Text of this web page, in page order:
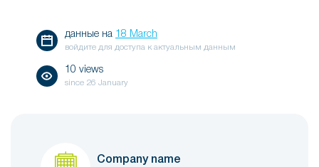
данные на 18 March
войдите для доступа к актуальным данным
10 views
since 26 January
Company name